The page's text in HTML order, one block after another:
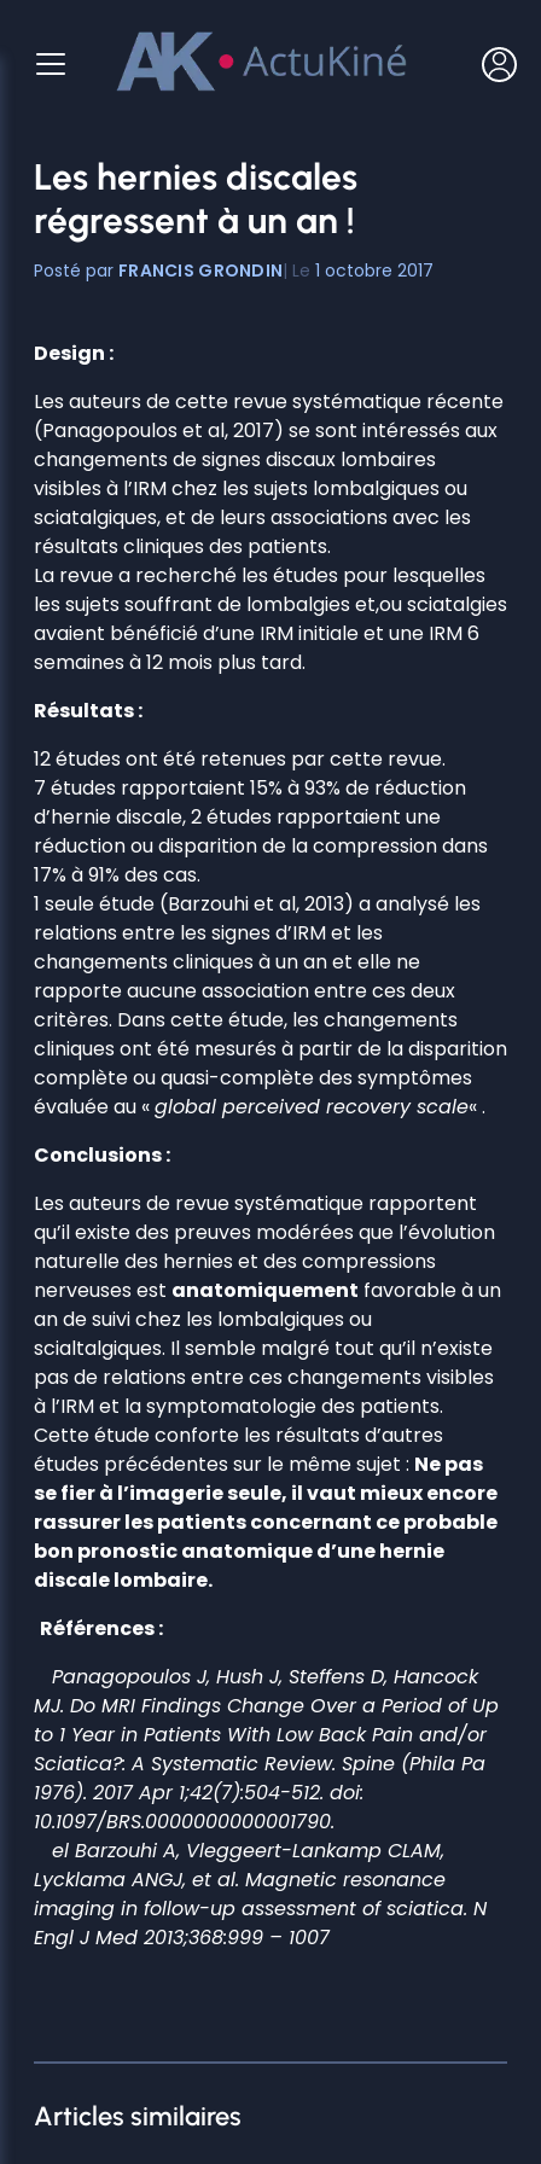
contenu
Les hernies discales
régressent à un an !
FRANCIS GRONDIN 1 octobre 2017
Design :
Les auteurs de cette revue systématique récente
(Panagopoulos et al, 2017) se sont intéressés aux
changements de signes discaux lombaires
visibles à l’IRM chez les sujets lombalgiques ou
sciatalgiques, et de leurs associations avec les
résultats cliniques des patients.
La revue a recherché les études pour lesquelles
les sujets souffrant de lombalgies et,ou sciatalgies
avaient bénéficié d’une IRM initiale et une IRM 6
semaines à 12 mois plus tard.
Résultats :
12 études ont été retenues par cette revue.
7 études rapportaient 15% à 93% de réduction
d’hernie discale, 2 études rapportaient une
réduction ou disparition de la compression dans
17% à 91% des cas.
1 seule étude (Barzouhi et al, 2013) a analysé les
relations entre les signes d’IRM et les
changements cliniques à un an et elle ne
rapporte aucune association entre ces deux
critères. Dans cette étude, les changements
cliniques ont été mesurés à partir de la disparition
complète ou quasi-complète des symptômes
évaluée au «global perceived recovery scale« .
Conclusions :
Les auteurs de revue systématique rapportent
qu’il existe des preuves modérées que l’évolution
naturelle des hernies et des compressions
nerveuses est anatomiquement favorable à un
an de suivi chez les lombalgiques ou
scialtalgiques. Il semble malgré tout qu’il n’existe
pas de relations entre ces changements visibles
à l’IRM et la symptomatologie des patients.
Cette étude conforte les résultats d’autres
études précédentes sur le même sujet : Ne pas
se fier à l’imagerie seule, il vaut mieux encore
rassurer les patients concernant ce probable
bon pronostic anatomique d’une hernie
discale lombaire.
Références :
Panagopoulos J, Hush J, Steffens D, Hancock
MJ. Do MRI Findings Change Over a Period of Up
to 1 Year in Patients With Low Back Pain and/or
Sciatica?: A Systematic Review. Spine (Phila Pa
1976). 2017 Apr 1;42(7):504-512. doi:
10.1097/BRS.0000000000001790.
el Barzouhi A, Vleggeert-Lankamp CLAM,
Lycklama ANGJ, et al. Magnetic resonance
imaging in follow-up assessment of sciatica. N
Engl J Med 2013;368:999 – 1007
Articles similaires